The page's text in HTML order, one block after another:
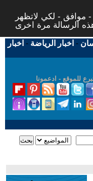
موافق - لكي لاتظهر
- اخبار الرياضة - اخبار
للموقع - ادعمونا